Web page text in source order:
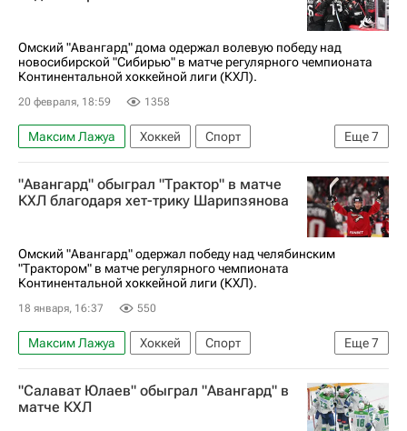
Национальная хоккейная лига (НХЛ)
Омский "Авангард" дома одержал волевую победу над
новосибирской "Сибирью" в матче регулярного чемпионата
Континентальной хоккейной лиги (КХЛ).
20 февраля, 18:59 1358
Еще7
Максим Лажуа Хоккей
Спорт
Анонсы и трансляции матчей
Энди Андреофф
Эндрю Потуральски
Сибирь
Капитан
"Авангард" обыграл "Трактор" в матче
КХЛ благодаря хет-трику Шарипзянова
Омский "Авангард" одержал победу над челябинским
"Трактором" в матче регулярного чемпионата
Континентальной хоккейной лиги (КХЛ).
18 января, 16:37 550
Еще7
Максим Лажуа Хоккей
Спорт
Челябинск
Дамир Шарипзянов
Александр Кадейкин
Трактор
Авангард
"Салават Юлаев" обыграл "Авангард" в
матче КХЛ